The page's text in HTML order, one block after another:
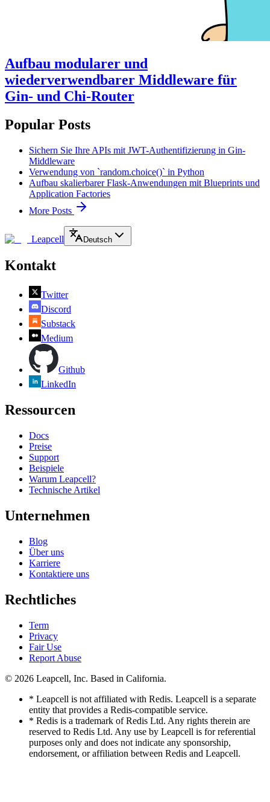
Aufbau modularer und
wiederverwendbarer Middleware für
Gin- und Chi-Router
Popular Posts
Sichern Sie Ihre APIs mit JWT-Authentifizierung in Gin-
Middleware
Verwendung von `random.choice()` in Python
Aufbau skalierbarer Flask-Anwendungen mit Blueprints und
Application Factories
More Posts
Leapcell Deutsch
Kontakt
Twitter
Discord
Substack
Medium
Github
LinkedIn
Ressourcen
Docs
Preise
Support
Beispiele
Warum Leapcell?
Technische Artikel
Unternehmen
Blog
Über uns
Karriere
Kontaktiere uns
Rechtliches
Term
Privacy
Fair Use
Report Abuse
© 2026 Leapcell, Inc. Based in California.
* Leapcell is not affiliated with Redis. Leapcell is a separate
entity that provides a Redis-compatible service.
* Redis is a trademark of Redis Ltd. Any rights therein are
reserved to Redis Ltd. Any use by Leapcell is for referential
purposes only and does not indicate any sponsorship,
endorsement, or affiliation between Redis and Leapcell.